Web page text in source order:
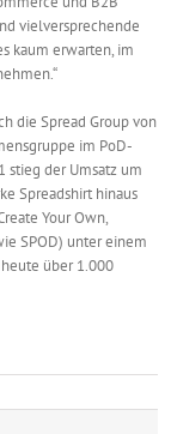
vielversprechende
kaum erwarten, im
die Spread Group von
im PoD-
stieg der Umsatz um
Spreadshirt hinaus
Your Own,
SPOD) unter einem
über 1.000